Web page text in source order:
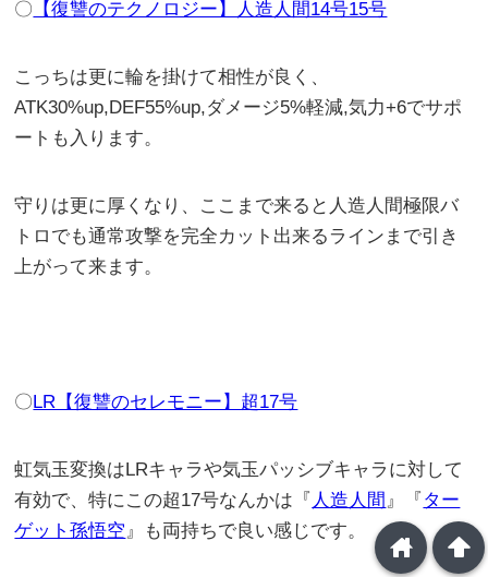
〇 【復讐のテクノロジー】人造人間14号15号
こっちは更に輪を掛けて相性が良く、
ATK30%up,DEF55%up,ダメージ5%軽減,気力+6でサポ
ートも入ります。
守りは更に厚くなり、ここまで来ると人造人間極限バ
トロでも通常攻撃を完全カット出来るラインまで引き
上がって来ます。
〇LR【復讐のセレモニー】超17号
虹気玉変換はLRキャラや気玉パッシブキャラに対して
有効で、特にこの超17号なんかは『 人造人間 』『 ター
ゲット孫悟空』も両持ちで良い感じです。
arrowup
home